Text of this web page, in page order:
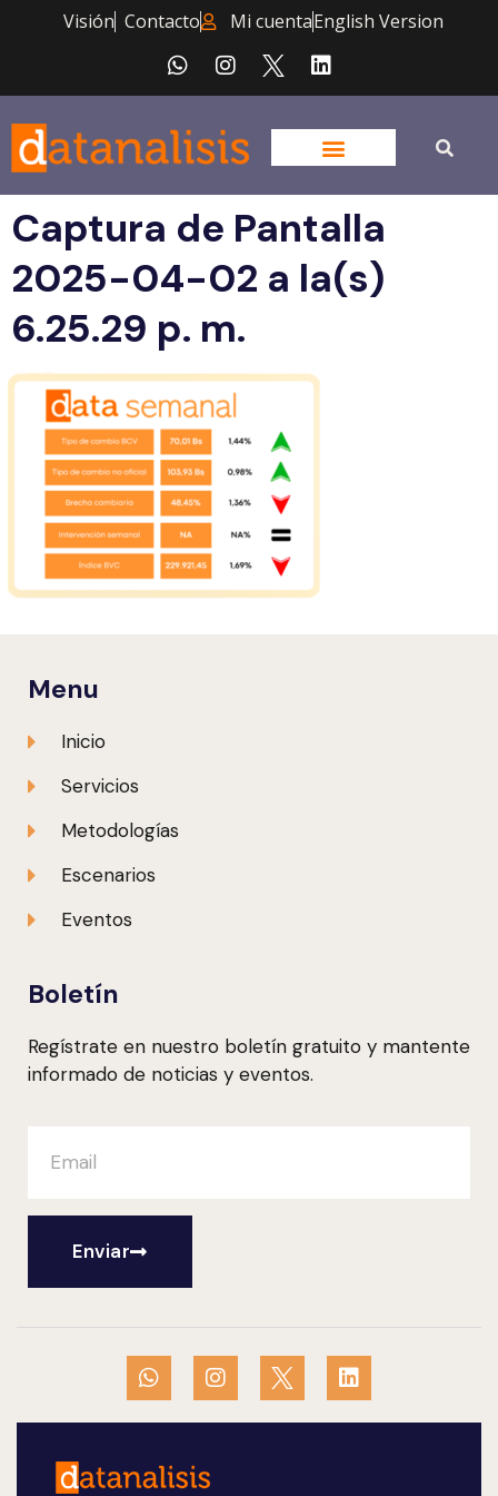
Visión Contacto Mi cuentaEnglish Version
Captura de Pantalla
2025-04-02 a la(s)
6.25.29 p. m.
Menu
Inicio
Servicios
Metodologías
Escenarios
Eventos
Boletín
Regístrate en nuestro boletín gratuito y mantente
informado de noticias y eventos.
Enviar